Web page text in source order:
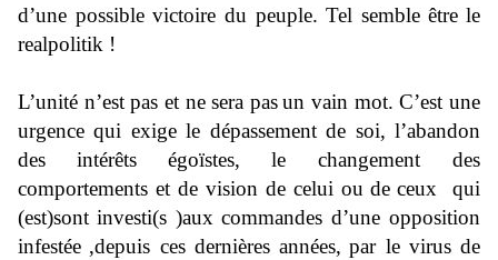
d’une possible victoire du peuple. Tel semble être le
realpolitik !
L’unité n’est pas et ne sera pas un vain mot. C’est une
urgence qui exige le dépassement de soi, l’abandon
des
intérêts égoïstes,
le changement des
comportements et de vision de celui ou de ceux qui
(est)sont investi(s )aux commandes d’une opposition
infestée ,depuis ces dernières années, par le virus de